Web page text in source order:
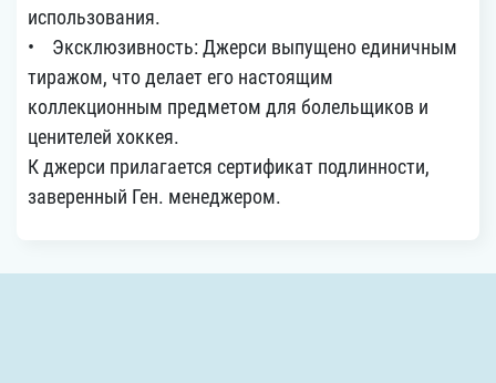
использования.
• Эксклюзивность: Джерси выпущено единичным
тиражом, что делает его настоящим
коллекционным предметом для болельщиков и
ценителей хоккея.
К джерси прилагается сертификат подлинности,
заверенный Ген. менеджером.